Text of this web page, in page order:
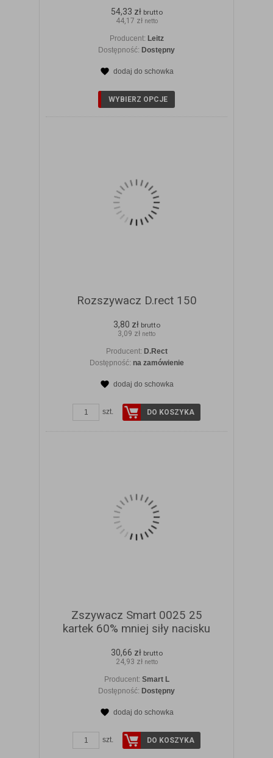
54,33 zł brutto
44,17 zł netto
Producent: Leitz
Dostępność: Dostępny
dodaj do schowka
WYBIERZ OPCJE
Rozszywacz D.rect 150
3,80 zł brutto
3,09 zł netto
Producent: D.Rect
Dostępność: na zamówienie
dodaj do schowka
szt. DO KOSZYKA
Zszywacz Smart 0025 25
kartek 60% mniej siły nacisku
30,66 zł brutto
24,93 zł netto
Producent: Smart L
Dostępność: Dostępny
dodaj do schowka
szt. DO KOSZYKA